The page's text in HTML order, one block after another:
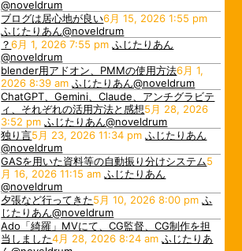
@noveldrum
ブログは居心地が良い6月 15, 2026 1:55 pm
ふじたりあん@noveldrum
？6月 1, 2026 7:55 pm ふじたりあん
@noveldrum
blender用アドオン、PMMの使用方法6月 1,
2026 8:39 am ふじたりあん@noveldrum
ChatGPT、Gemini、Claude、アンチグラビテ
ィ、それぞれの活用方法と感想5月 28, 2026
3:52 pm ふじたりあん@noveldrum
独り言5月 23, 2026 11:34 pm ふじたりあん
@noveldrum
GASを用いた資料等の自動振り分けシステム5
月 16, 2026 11:15 am ふじたりあん
@noveldrum
夕張など行ってきた5月 10, 2026 8:00 pm ふ
じたりあん@noveldrum
Ado「綺羅」MVにて、CG監督、CG制作を担
当しました4月 28, 2026 8:24 am ふじたりあ